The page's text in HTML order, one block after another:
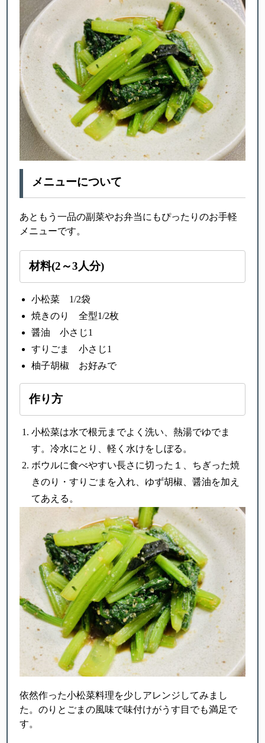
メニューについて
あともう一品の副菜やお弁当にもぴったりのお手軽
メニューです。
材料(2～3人分)
小松菜 1/2袋
焼きのり 全型1/2枚
醤油 小さじ1
すりごま 小さじ1
柚子胡椒 お好みで
作り方
小松菜は水で根元までよく洗い、熱湯でゆでま
す。冷水にとり、軽く水けをしぼる。
ボウルに食べやすい長さに切った１、ちぎった焼
きのり・すりごまを入れ、ゆず胡椒、醤油を加え
てあえる。
依然作った小松菜料理を少しアレンジしてみまし
た。のりとごまの風味で味付けがうす目でも満足で
す。